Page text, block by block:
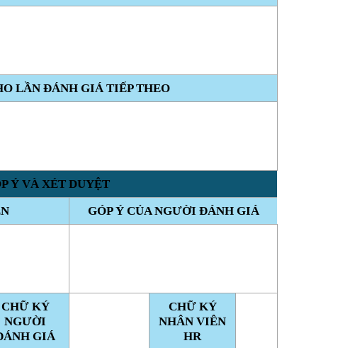
LẦN ĐÁNH GIÁ TIẾP THEO
Ý VÀ XÉT DUYỆT
GÓP Ý CỦA NGƯỜI ĐÁNH GIÁ
CHỮ KÝ
NGƯỜI
GIÁ
CHỮ KÝ
NHÂN VIÊN
HR